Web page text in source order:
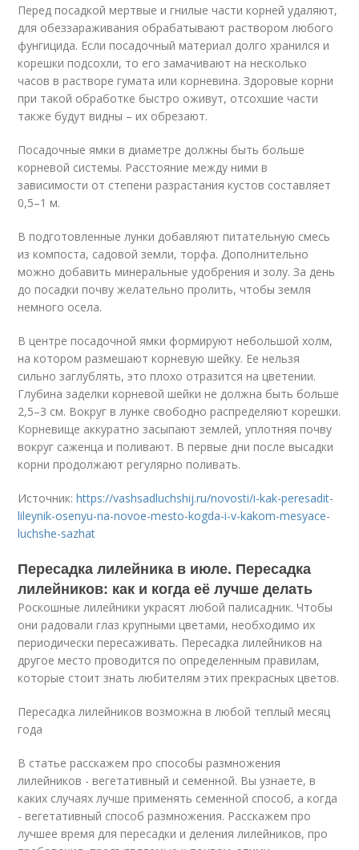
Перед посадкой мертвые и гнилые части корней удаляют,
для обеззараживания обрабатывают раствором любого
фунгицида. Если посадочный материал долго хранился и
корешки подсохли, то его замачивают на несколько
часов в растворе гумата или корневина. Здоровые корни
при такой обработке быстро оживут, отсохшие части
также будут видны – их обрезают.
Посадочные ямки в диаметре должны быть больше
корневой системы. Расстояние между ними в
зависимости от степени разрастания кустов составляет
0,5–1 м.
В подготовленные лунки добавляют питательную смесь
из компоста, садовой земли, торфа. Дополнительно
можно добавить минеральные удобрения и золу. За день
до посадки почву желательно пролить, чтобы земля
немного осела.
В центре посадочной ямки формируют небольшой холм,
на котором размешают корневую шейку. Ее нельзя
сильно заглублять, это плохо отразится на цветении.
Глубина заделки корневой шейки не должна быть больше
2,5–3 см. Вокруг в лунке свободно распределяют корешки.
Корневище аккуратно засыпают землей, уплотняя почву
вокруг саженца и поливают. В первые дни после высадки
корни продолжают регулярно поливать.
Источник:https://vashsadluchshij.ru/novosti/i-kak-peresadit-
lileynik-osenyu-na-novoe-mesto-kogda-i-v-kakom-mesyace-
luchshe-sazhat
Пересадка лилейника в июле. Пересадка
лилейников: как и когда её лучше делать
Роскошные лилейники украсят любой палисадник. Чтобы
они радовали глаз крупными цветами, необходимо их
периодически пересаживать. Пересадка лилейников на
другое место проводится по определенным правилам,
которые стоит знать любителям этих прекрасных цветов.
Пересадка лилейников возможна в любой теплый месяц
года
В статье расскажем про способы размножения
лилейников - вегетативный и семенной. Вы узнаете, в
каких случаях лучше применять семенной способ, а когда
- вегетативный способ размножения. Расскажем про
лучшее время для пересадки и деления лилейников, про